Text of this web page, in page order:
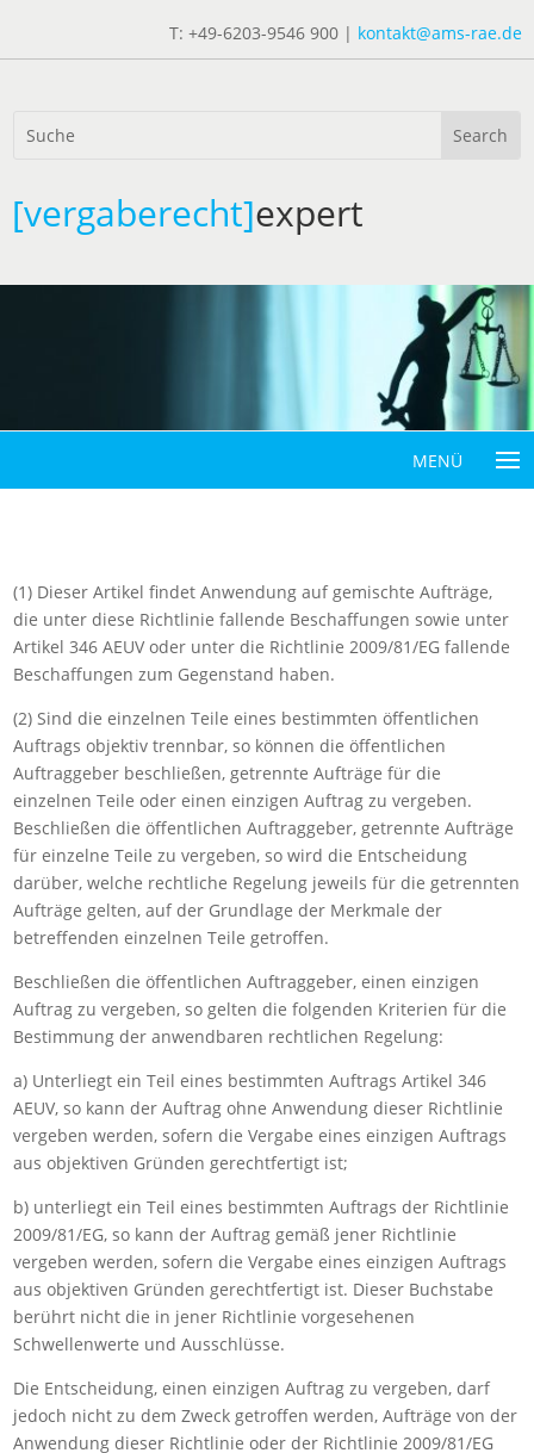
T: +49-6203-9546 900 | kontakt@ams-rae.de
[vergaberecht]expert
(1) Dieser Artikel findet Anwendung auf gemischte Aufträge,
die unter diese Richtlinie fallende Beschaffungen sowie unter
Artikel 346 AEUV oder unter die Richtlinie 2009/81/EG fallende
Beschaffungen zum Gegenstand haben.
(2) Sind die einzelnen Teile eines bestimmten öffentlichen
Auftrags objektiv trennbar, so können die öffentlichen
Auftraggeber beschließen, getrennte Aufträge für die
einzelnen Teile oder einen einzigen Auftrag zu vergeben.
Beschließen die öffentlichen Auftraggeber, getrennte Aufträge
für einzelne Teile zu vergeben, so wird die Entscheidung
darüber, welche rechtliche Regelung jeweils für die getrennten
Aufträge gelten, auf der Grundlage der Merkmale der
betreffenden einzelnen Teile getroffen.
Beschließen die öffentlichen Auftraggeber, einen einzigen
Auftrag zu vergeben, so gelten die folgenden Kriterien für die
Bestimmung der anwendbaren rechtlichen Regelung:
a) Unterliegt ein Teil eines bestimmten Auftrags Artikel 346
AEUV, so kann der Auftrag ohne Anwendung dieser Richtlinie
vergeben werden, sofern die Vergabe eines einzigen Auftrags
aus objektiven Gründen gerechtfertigt ist;
b) unterliegt ein Teil eines bestimmten Auftrags der Richtlinie
2009/81/EG, so kann der Auftrag gemäß jener Richtlinie
vergeben werden, sofern die Vergabe eines einzigen Auftrags
aus objektiven Gründen gerechtfertigt ist. Dieser Buchstabe
berührt nicht die in jener Richtlinie vorgesehenen
Schwellenwerte und Ausschlüsse.
Die Entscheidung, einen einzigen Auftrag zu vergeben, darf
jedoch nicht zu dem Zweck getroffen werden, Aufträge von der
Anwendung dieser Richtlinie oder der Richtlinie 2009/81/EG